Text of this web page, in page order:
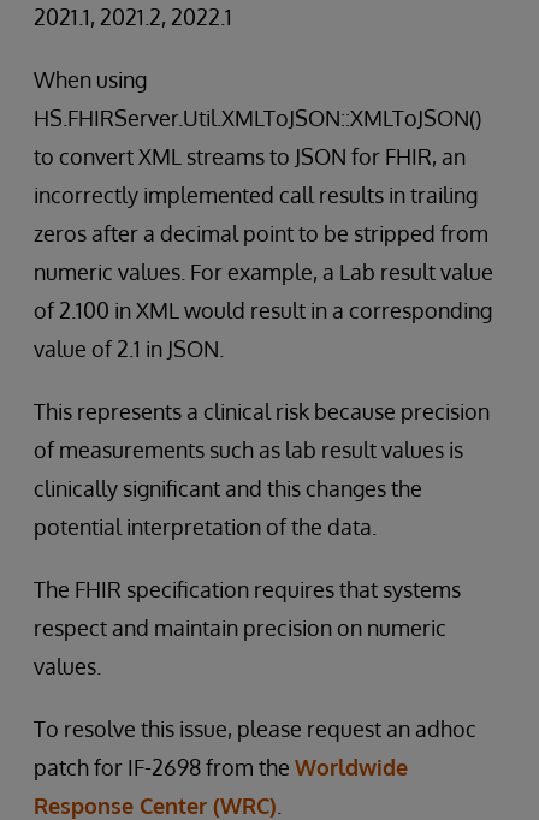
2021.1, 2021.2, 2022.1
When using
HS.FHIRServer.Util.XMLToJSON::XMLToJSON()
to convert XML streams to JSON for FHIR, an
incorrectly implemented call results in trailing
zeros after a decimal point to be stripped from
numeric values. For example, a Lab result value
of 2.100 in XML would result in a corresponding
value of 2.1 in JSON.
This represents a clinical risk because precision
of measurements such as lab result values is
clinically significant and this changes the
potential interpretation of the data.
The FHIR specification requires that systems
respect and maintain precision on numeric
values.
To resolve this issue, please request an adhoc
patch for IF-2698 from the Worldwide
Response Center (WRC)